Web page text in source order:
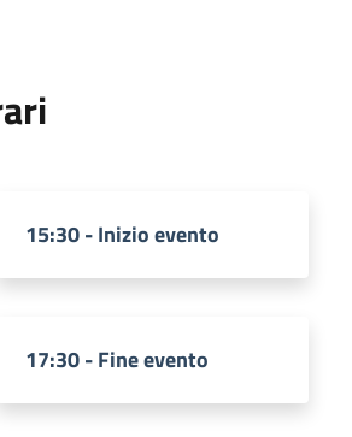
15:30 - Inizio evento
17:30 - Fine evento